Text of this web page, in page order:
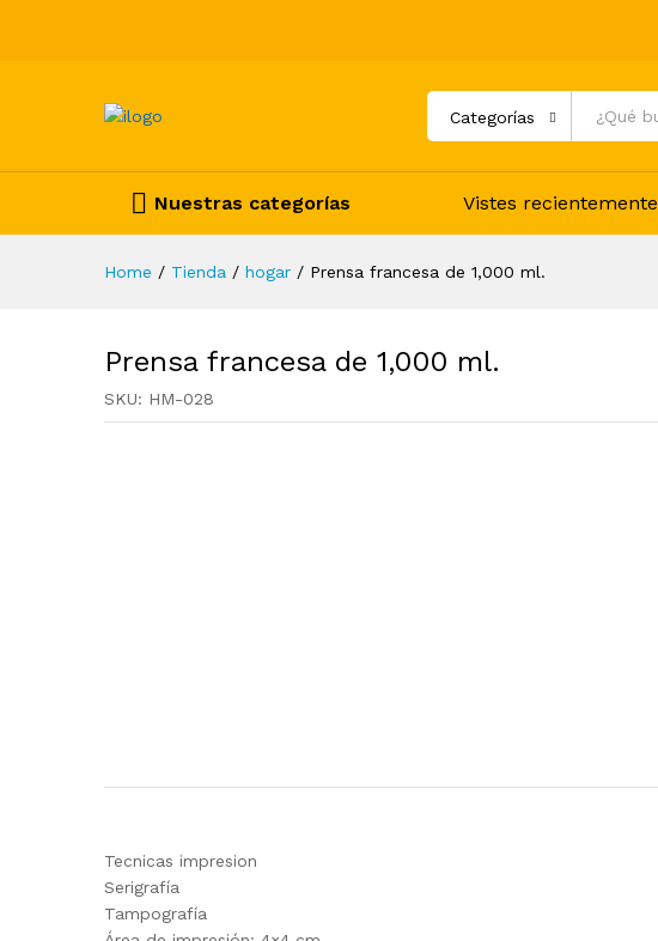
Categorías
Nuestras categorías Vistes recientemente
Home / Tienda / hogar / Prensa francesa de 1,000 ml.
Prensa francesa de 1,000 ml.
SKU: HM-028
Tecnicas impresion
Serigrafía
Tampografía